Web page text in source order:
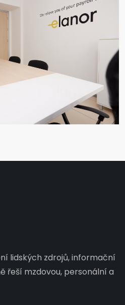
lidských zdrojů, informační
řeší mzdovou, personální a